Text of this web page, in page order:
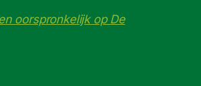
oorspronkelijk op De